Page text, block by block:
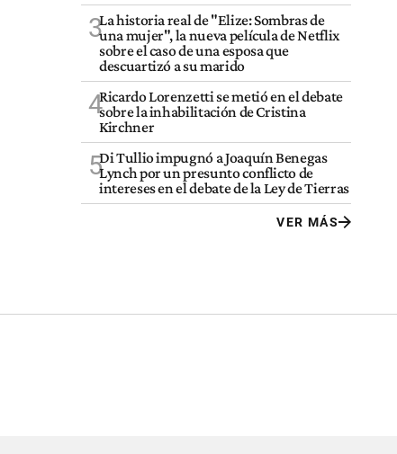
3La historia real de "Elize: Sombras de
una mujer", la nueva película de Netflix
sobre el caso de una esposa que
descuartizó a su marido
4Ricardo Lorenzetti se metió en el debate
sobre la inhabilitación de Cristina
Kirchner
5Di Tullio impugnó a Joaquín Benegas
Lynch por un presunto conflicto de
intereses en el debate de la Ley de Tierras
VER MÁS